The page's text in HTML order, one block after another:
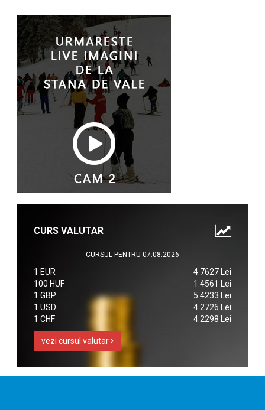
CURS VALUTAR
CURSUL PENTRU 07.08.2026
1 EUR
4.7627 Lei
100 HUF
1.4561 Lei
1 GBP
5.4233 Lei
1 USD
4.2726 Lei
1 CHF
4.2298 Lei
vezi cursul valutar